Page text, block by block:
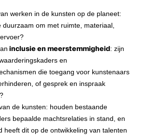
werken in de kunsten op de planeet:
duurzaam om met ruimte, materiaal,
inclusie en meerstemmigheid : zijn
en
die toegang voor kunstenaars
of gesprek en inspraak
de kunsten: houden bestaande
bepaalde machtsrelaties in stand, en
heeft dit op de ontwikkeling van talenten